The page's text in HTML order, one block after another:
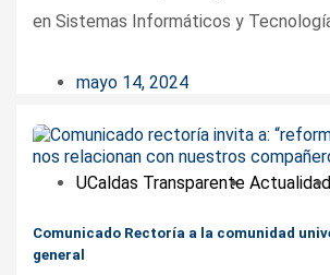
en Sistemas Informáticos y
mayo 14, 2024
UCaldas Transparente Actualidad
Comunicado Rectoría a la comunidad
general